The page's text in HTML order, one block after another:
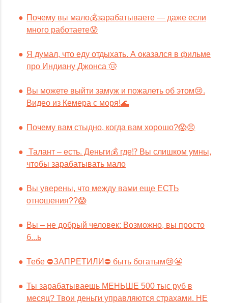
Почему вы мало💰зарабатываете — даже если
много работаете😰
Я думал, что еду отдыхать. А оказался в фильме
про Индиану Джонса 🤠
Вы можете выйти замуж и пожалеть об этом😢.
Видео из Кемера с моря!🌊
Почему вам стыдно, когда вам хорошо?😱😣
Талант – есть. Деньги💰 где⁉️ Вы слишком умны,
чтобы зарабатывать мало
Вы уверены, что между вами еще ЕСТЬ
отношения??😱
Вы – не добрый человек: Возможно, вы просто
б...ь
Тебе ⛔️ЗАПРЕТИЛИ⛔️ быть богатым😢😬
Ты зарабатываешь МЕНЬШЕ 500 тыс руб в
месяц? Твои деньги управляются страхами. НЕ